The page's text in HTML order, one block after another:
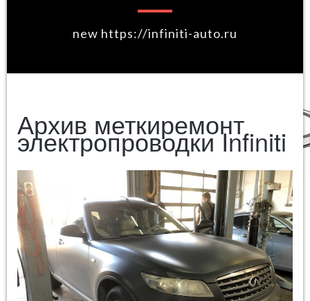
new https://infiniti-auto.ru
Архив меткиремонт
электропроводки Infiniti